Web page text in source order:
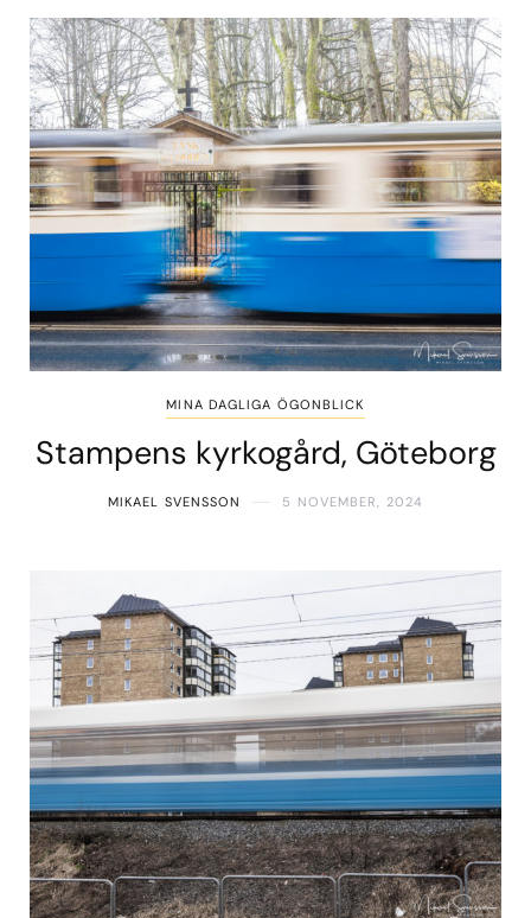
MINA DAGLIGA ÖGONBLICK
Stampens kyrkogård, Göteborg
MIKAEL SVENSSON 5 NOVEMBER, 2024